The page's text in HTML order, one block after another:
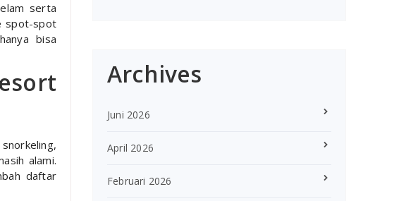
serta
spot-spot
bisa
alami.
daftar
Archives
Juni 2026
April 2026
Februari 2026